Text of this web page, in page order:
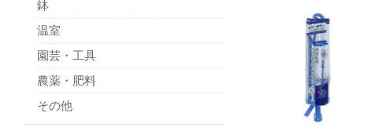
鉢
温室
園芸・工具
農薬・肥料
その他